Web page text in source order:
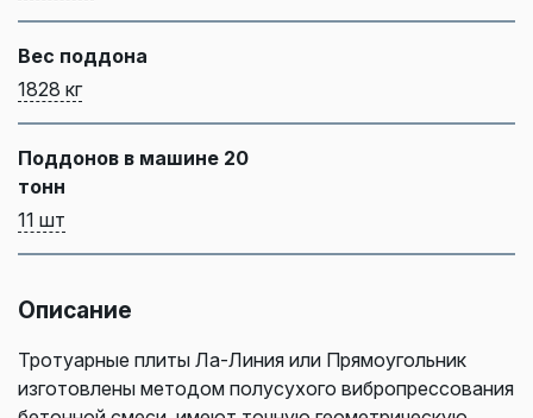
Вес поддона
1828 кг
Поддонов в машине 20
тонн
11 шт
Описание
Тротуарные плиты Ла-Линия или Прямоугольник
изготовлены методом полусухого вибропрессования